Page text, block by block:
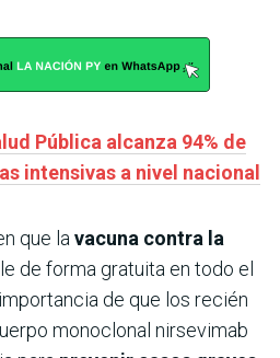
Pública alcanza 94% de
intensivas a nivel nacional
que la vacuna contra la
de forma gratuita en todo el
de que los recién
monoclonal nirsevimab